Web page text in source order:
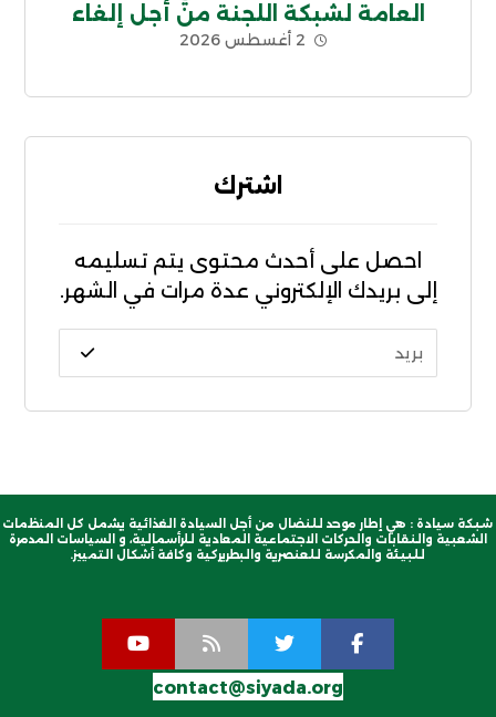
العامة لشبكة اللجنة من أجل إلغاء
الديون غير الشرعية CADTM بإفريقيا
2 أغسطس 2026
اشترك
احصل على أحدث محتوى يتم تسليمه
إلى بريدك الإلكتروني عدة مرات في الشهر.
شبكة سيادة : هي إطار موحد للنضال من أجل السيادة الغذائية يشمل كل المنظمات
الشعبية والنقابات والحركات الاجتماعية المعادية للرأسمالية، و السياسات المدمرة
للبيئة والمكرسة للعنصرية والبطريركية وكافة أشكال التمييز.
contact@siyada.org